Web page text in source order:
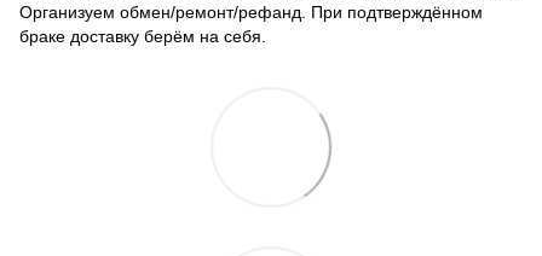
Организуем обмен/ремонт/рефанд. При подтверждённом
браке доставку берём на себя.